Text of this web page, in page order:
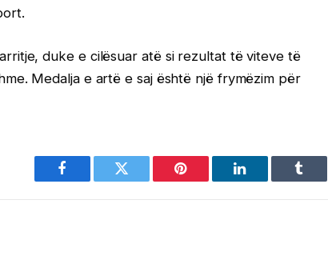
duke e cilësuar atë si rezultat të viteve të
Medalja e artë e saj është një frymëzim për
Facebook Twitter Pinterest LinkedIn